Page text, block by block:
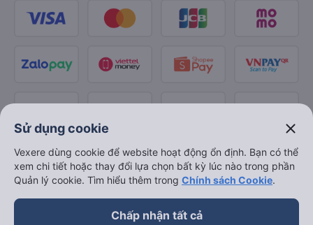
Sử dụng cookie close
Vexere dùng cookie để website hoạt động ổn định. Bạn có thể
xem chi tiết hoặc thay đổi lựa chọn bất kỳ lúc nào trong phần
Quản lý cookie. Tìm hiểu thêm trong Chính sách Cookie.
Chấp nhận tất cả